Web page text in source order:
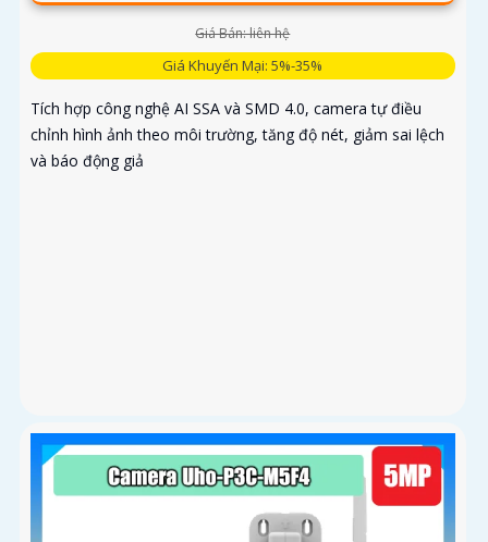
Giá Bán: liên hệ
Giá Khuyến Mại: 5%-35%
Tích hợp công nghệ AI SSA và SMD 4.0, camera tự điều
chỉnh hình ảnh theo môi trường, tăng độ nét, giảm sai lệch
và báo động giả